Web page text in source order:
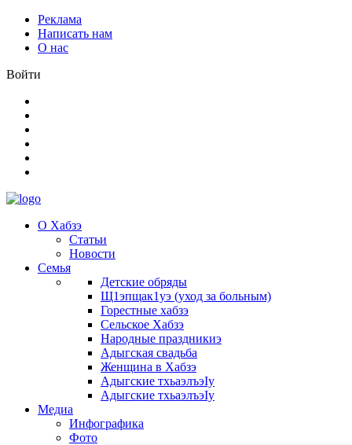
Реклама
Написать нам
О нас
Войти
О Хабзэ
Статьи
Новости
Семья
Детские обряды
Щ1эпщак1уэ (уход за больным)
Горестные хабзэ
Сельское Хабзэ
Народные праздникиэ
Адыгская свадьба
Женщина в Хабзэ
Адыгские тхьаэлъэIу
Адыгские тхьаэлъэIу
Медиа
Инфографика
Фото